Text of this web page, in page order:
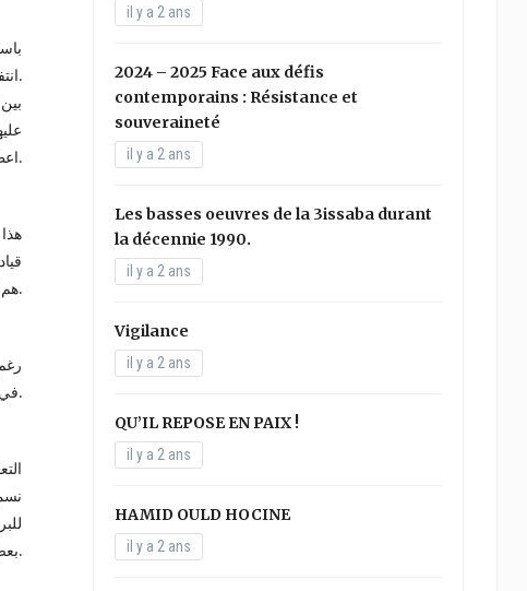
انتفاضة 1988 و ربيع 2001.
اعطاء دفع قوي للحركة ككل.
هم المسؤولون الحقيقيون عن فُقرنا واضطهادنا.
في أُطُرهم والدفاع عن مطالبهم، التي تُندد بالإضراب… بدأت تنظيمات قاعدية ترى النور في بعض الأحياء والمؤسسات.
بعض قطاعات الوظيف العمومي – يقتصرون في إظهار قوتهم دون اقتراح أهداف جِدية لعالم الشغل.
il y a 2 ans
2024 – 2025 Face aux défis
contemporains : Résistance et
souveraineté
il y a 2 ans
Les basses oeuvres de la 3issaba durant
la décennie 1990.
il y a 2 ans
Vigilance
il y a 2 ans
QU’IL REPOSE EN PAIX !
il y a 2 ans
HAMID OULD HOCINE
il y a 2 ans